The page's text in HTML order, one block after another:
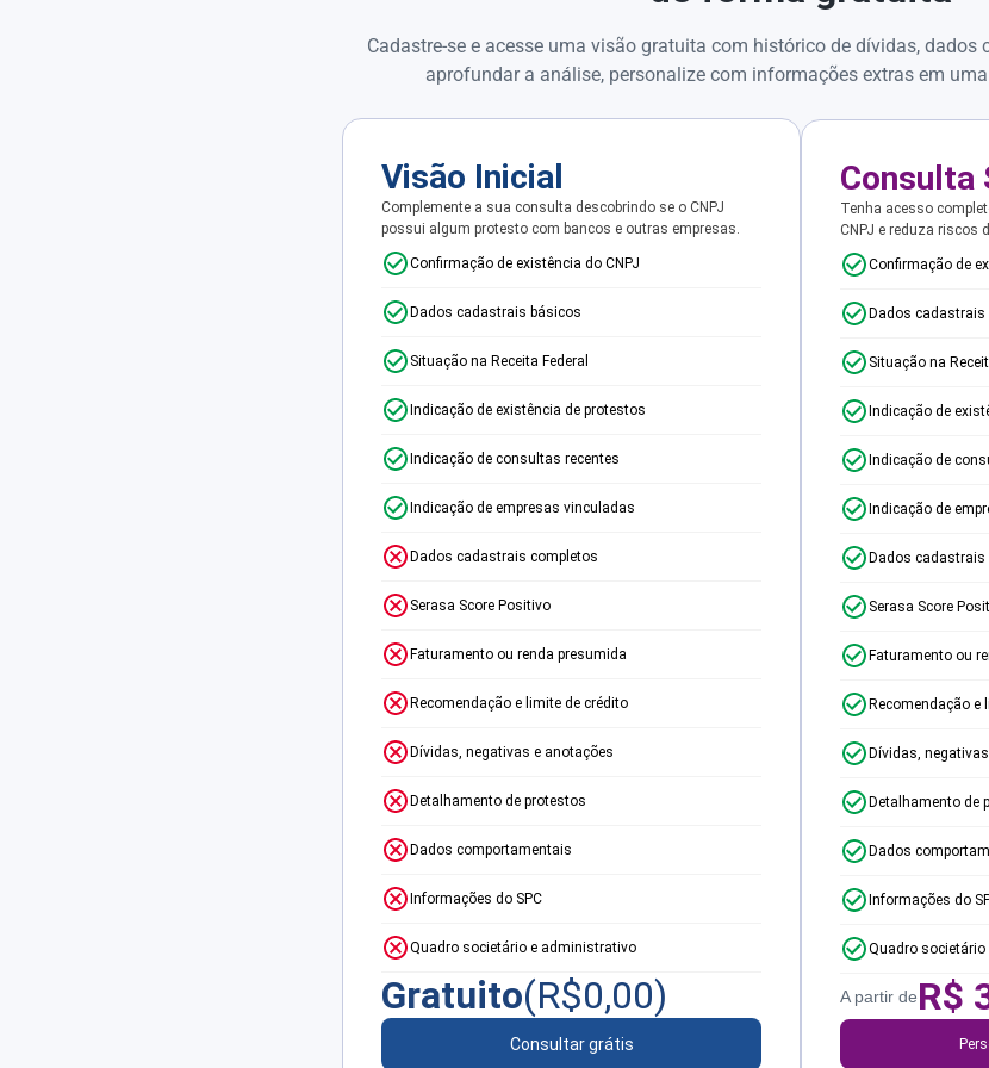
Cadastre-se e acesse uma visão gratuita com histórico de dívidas, dados
aprofundar a análise, personalize com informações extras em
Visão Inicial
Complemente a sua consulta descobrindo se o CNPJ
possui algum protesto com bancos e outras empresas.
Confirmação de existência do CNPJ
Dados cadastrais básicos
Situação na Receita Federal
Indicação de existência de protestos
Indicação de consultas recentes
Indicação de empresas vinculadas
Dados cadastrais completos
Serasa Score Positivo
Faturamento ou renda presumida
Recomendação e limite de crédito
Dívidas, negativas e anotações
Detalhamento de protestos
Dados comportamentais
Informações do SPC
Quadro societário e administrativo
Gratuito(R$0,00)
Consultar grátis
Consulta
Tenha acesso
CNPJ e reduza riscos
Confirmação de
Dados cadastrais
Situação na
Indicação de
Indicação de
Indicação de
Dados cadastrais
Serasa Score
Faturamento ou
Recomendação e
Dívidas,
Detalhamento de
Dados
Informações do
Quadro
A partir deR$